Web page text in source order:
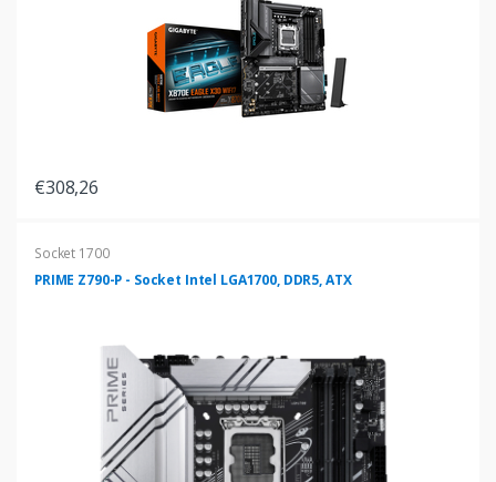
€308,26
Socket 1700
PRIME Z790-P - Socket Intel LGA1700, DDR5, ATX